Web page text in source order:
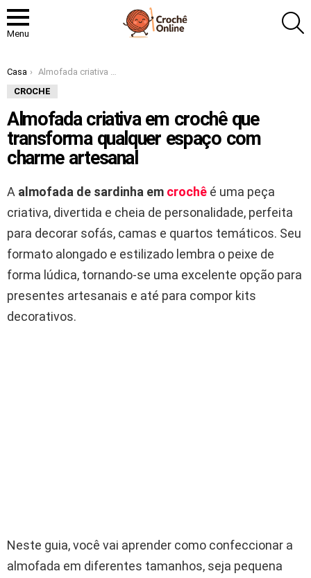
Menu
Você está aqui:
Casa
Almofada criativa em crochê que transforma qualquer espaço com charme artesanal
CROCHE
Almofada criativa em crochê que
transforma qualquer espaço com
charme artesanal
A almofada de sardinha em crochê é uma peça
criativa, divertida e cheia de personalidade, perfeita
para decorar sofás, camas e quartos temáticos. Seu
formato alongado e estilizado lembra o peixe de
forma lúdica, tornando-se uma excelente opção para
presentes artesanais e até para compor kits
decorativos.
Neste guia, você vai aprender como confeccionar a
almofada em diferentes tamanhos, seja pequena